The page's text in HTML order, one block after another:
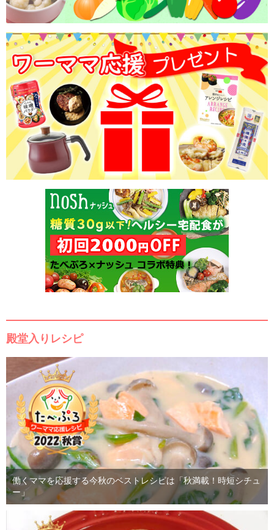
殿堂入りレシピ
働くママを応援する今秋のベストレシピは「秋満載！時短シチュ
ー」